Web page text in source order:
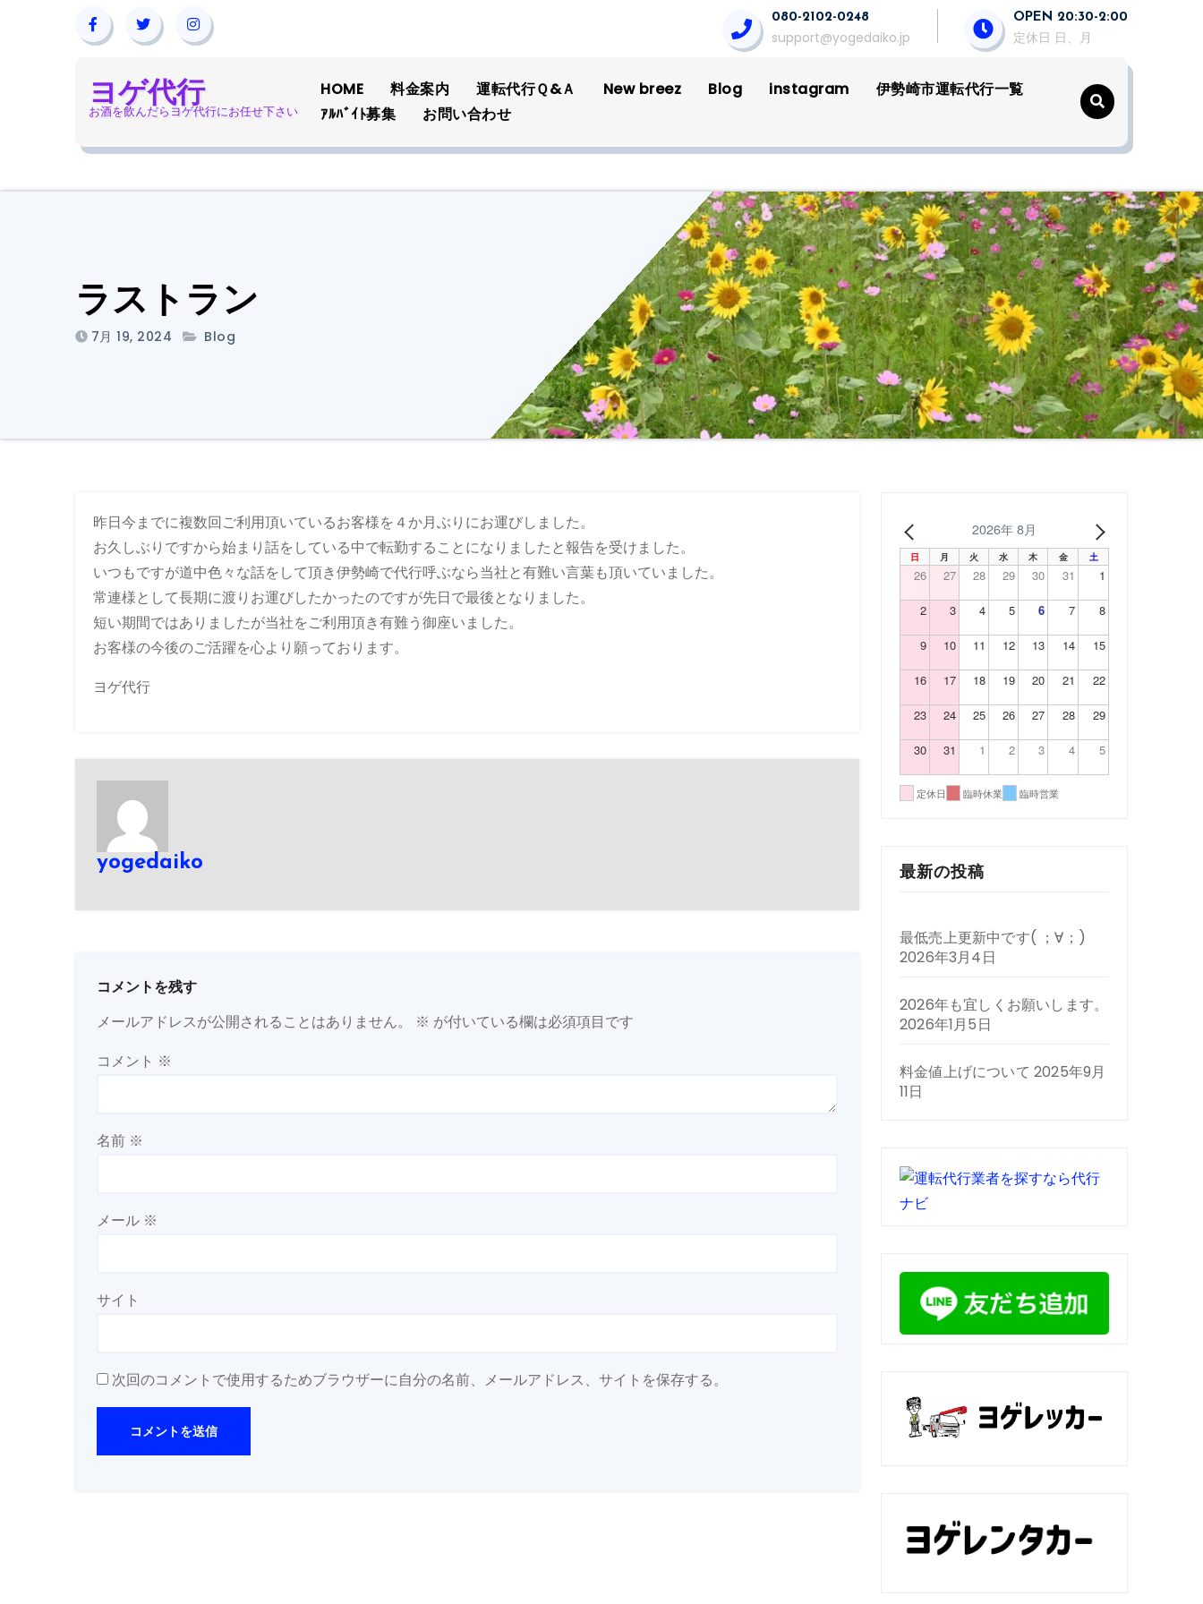
キ
080-2102-0248
support@yogedaiko.jp
OPEN 20:30-2:00
定休日 日、月
ヨゲ代行
お酒を飲んだらヨゲ代行にお任せ下さい
HOME 料金案内 運転代行Ｑ&Ａ New breez Blog instagram
伊勢崎市運転代行一覧
ｱﾙﾊﾞｲﾄ募集
お問い合わせ
ラストラン
7月 19, 2024 Blog
昨日今までに複数回ご利用頂いているお客様を４か月ぶりにお運びしました。
お久しぶりですから始まり話をしている中で転勤することになりましたと報告を受けました。
いつもですが道中色々な話をして頂き伊勢崎で代行呼ぶなら当社と有難い言葉も頂いていました。
常連様として長期に渡りお運びしたかったのですが先日で最後となりました。
短い期間ではありましたが当社をご利用頂き有難う御座いました。
お客様の今後のご活躍を心より願っております。
ヨゲ代行
yogedaiko
コメントを残す
メールアドレスが公開されることはありません。 ※ が付いている欄は必須項目です
コメント ※
名前 ※
メール ※
サイト
次回のコメントで使用するためブラウザーに自分の名前、メールアドレス、サイトを保存する。
PREV2026年 8月 NEXT
日 月 火 水 木 金 土
26 27 28 29 30 31 1
2 3 4 5 6 7 8
9 10 11 12 13 14 15
16 17 18 19 20 21 22
23 24 25 26 27 28 29
30 31 1 2 3 4 5
定休日 臨時休業 臨時営業
最新の投稿
最低売上更新中です( ；∀；)
2026年3月4日
2026年も宜しくお願いします。
2026年1月5日
料金値上げについて 2025年9月
11日